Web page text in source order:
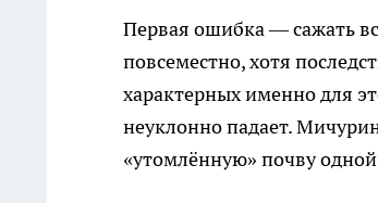
Первая ошибка — сажать
повсеместно, хотя
характерных именно для
неуклонно падает.
«утомлённую» почву